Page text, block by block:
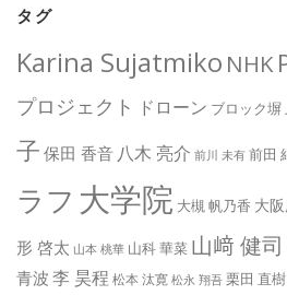
タグ
Karina Sujatmiko NHK
プロジェクト ドローン ブロック塀
子 保田 香音 八木 亮介 前川 未有 前田
ラフ 大学院 大槻 帆乃香 大
形 啓太 山本 桃華 山科 華菜 山﨑 健司
青波李 昊程 松本 汰寛 松永 翔吾 栗田 直樹